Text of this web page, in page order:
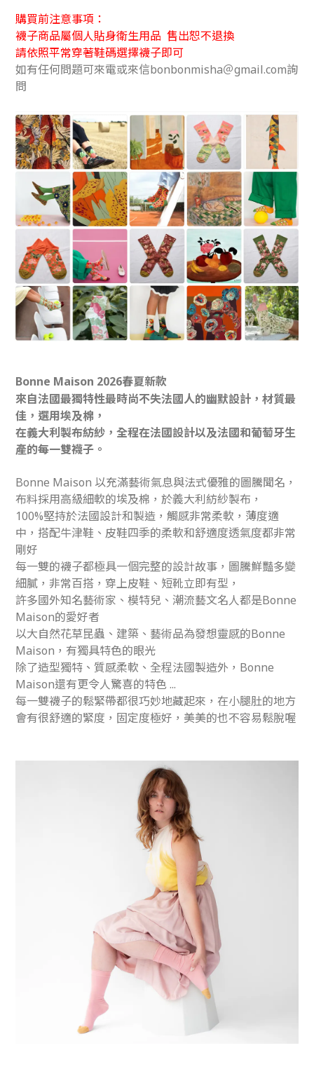
購買前注意事項：
襪子商品屬個人貼身衛生用品 售出恕不退換
請依照平常穿著鞋碼選擇襪子即可
如有任何問題可來電或來信bonbonmisha＠gmail.com詢
問
Bonne Maison 2026春夏新款
來自法國最獨特性最時尚不失法國人的幽默設計，材質最
佳，選用埃及棉，
在義大利製布紡紗，全程在法國設計以及法國和葡萄牙生
產的每一雙襪子。
Bonne Maison 以充滿藝術氣息與法式優雅的圖騰聞名，
布料採用高級細軟的埃及棉，於義大利紡紗製布，
100%堅持於法國設計和製造，觸感非常柔軟，薄度適
中，搭配牛津鞋、皮鞋四季的柔軟和舒適度透氣度都非常
剛好
每一雙的襪子都極具一個完整的設計故事，圖騰鮮豔多變
細膩，非常百搭，穿上皮鞋、短靴立即有型，
許多國外知名藝術家、模特兒、潮流藝文名人都是Bonne
Maison的愛好者
以大自然花草昆蟲、建築、藝術品為發想靈感的Bonne
Maison，有獨具特色的眼光
除了造型獨特、質感柔軟、全程法國製造外，Bonne
Maison還有更令人驚喜的特色 ...
每一雙襪子的鬆緊帶都很巧妙地藏起來，在小腿肚的地方
會有很舒適的緊度，固定度極好，美美的也不容易鬆脫喔